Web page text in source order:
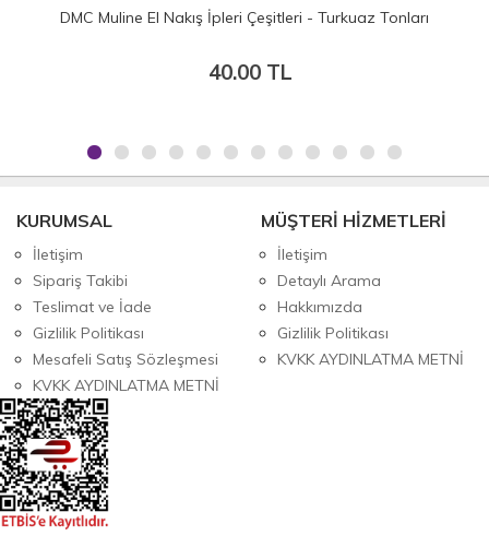
Muline El Nakış İpleri Çeşitleri - Turkuaz Tonları
40.00 TL
KURUMSAL
İletişim
Sipariş Takibi
Teslimat ve İade
Gizlilik Politikası
Mesafeli Satış Sözleşmesi
KVKK AYDINLATMA METNİ
MÜŞTERİ HİZMETLERİ
İletişim
Detaylı Arama
Hakkımızda
Gizlilik Politikası
KVKK AYDINLATMA METNİ